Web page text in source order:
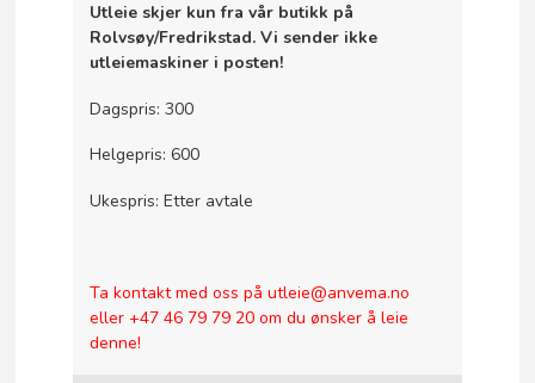
Utleie skjer kun fra vår butikk på
Rolvsøy/Fredrikstad. Vi sender ikke
utleiemaskiner i posten!
Dagspris: 300
Helgepris: 600
Ukespris: Etter avtale
Ta kontakt med oss på utleie@anvema.no
eller +47 46 79 79 20 om du ønsker å leie
denne!